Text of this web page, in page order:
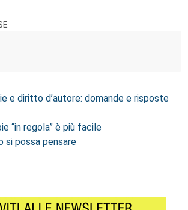
e diritto d’autore: domande e risposte
“in regola” è più facile
si possa pensare